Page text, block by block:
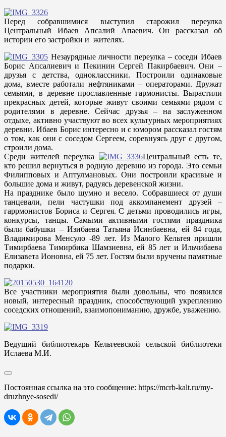
Перед собравшимися выступил старожил переулка
Центральный Ибаев Апсалий Апаевич. Он рассказал об
истории его застройки и жителях.
Незаурядные личности переулка – соседи Ибаев
Борис Апсалиевич и Пекинин Сергей Пакирбаевич. Они –
друзья с детства, одноклассники. Построили одинаковые
дома, вместе работали нефтяниками – операторами. Дружат
семьями, в деревне прославленные гармонисты. Вырастили
прекрасных детей, которые живут своими семьями рядом с
родителями в деревне. Сейчас друзья – на заслуженном
отдыхе, активно участвуют во всех культурных мероприятиях
деревни. Ибаев Борис интересно и с юмором рассказал гостям
о том, как они с соседом Сергеем, соревнуясь друг с другом,
строили дома.
Среди жителей переулка
Центральный есть те,
кто решил вернуться в родную деревню из города. Это семьи
Филипповых и Аптулмановых. Они построили красивые и
большие дома и живут, радуясь деревенской жизни.
На празднике было шумно и весело. Собравшиеся от души
танцевали, пели частушки под аккомпанемент друзей –
гаррмонистов Бориса и Сергея. С детьми проводились игры,
конкурсы, танцы. Самыми активными гостями праздника
были бабушки – Изибаева Татьяна Исинбаевна, ей 84 года,
Владимирова Менсуло -89 лет. Из Малого Кельтея пришли
Тимирбаева Тимирбика Шамзиевна, ей 85 лет и Ильчибаева
Елизавета Ионовна, ей 75 лет. Гостям были вручены памятные
подарки.
Все участники мероприятия были довольны, что появился
новый, интересный праздник, способствующий укреплению
соседских отношений, взаимопониманию, дружбе, уважению.
Ведущий библиотекарь Кельтеевской сельской библиотеки
Ислаева М.И.
Постоянная ссылка на это сообщение: https://mcrb-kalt.ru/my-
druzhnye-sosedi/